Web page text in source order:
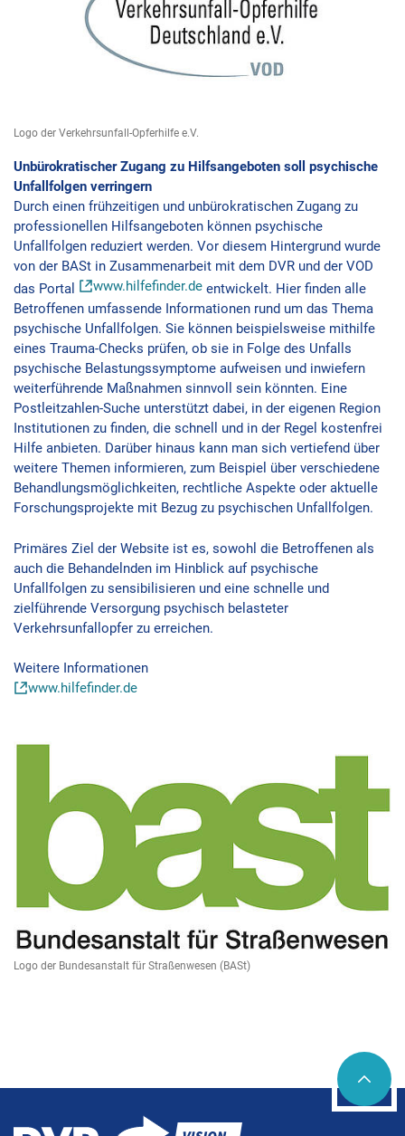
Logo der Verkehrsunfall-Opferhilfe e.V.
Unbürokratischer Zugang zu Hilfsangeboten soll psychische
Unfallfolgen verringern
Durch einen frühzeitigen und unbürokratischen Zugang zu
professionellen Hilfsangeboten können psychische
Unfallfolgen reduziert werden. Vor diesem Hintergrund wurde
von der BASt in Zusammenarbeit mit dem DVR und der VOD
das Portal
www.hilfefinder.de entwickelt. Hier finden alle
Betroffenen umfassende Informationen rund um das Thema
psychische Unfallfolgen. Sie können beispielsweise mithilfe
eines Trauma-Checks prüfen, ob sie in Folge des Unfalls
psychische Belastungssymptome aufweisen und inwiefern
weiterführende Maßnahmen sinnvoll sein könnten. Eine
Postleitzahlen-Suche unterstützt dabei, in der eigenen Region
Institutionen zu finden, die schnell und in der Regel kostenfrei
Hilfe anbieten. Darüber hinaus kann man sich vertiefend über
weitere Themen informieren, zum Beispiel über verschiedene
Behandlungsmöglichkeiten, rechtliche Aspekte oder aktuelle
Forschungsprojekte mit Bezug zu psychischen Unfallfolgen.
Primäres Ziel der Website ist es, sowohl die Betroffenen als
auch die Behandelnden im Hinblick auf psychische
Unfallfolgen zu sensibilisieren und eine schnelle und
zielführende Versorgung psychisch belasteter
Verkehrsunfallopfer zu erreichen.
Weitere Informationen
www.hilfefinder.de
Logo der Bundesanstalt für Straßenwesen (BASt)